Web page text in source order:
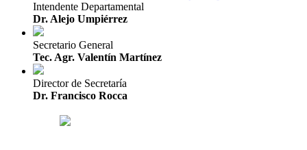
Intendente Departamental
Dr. Alejo Umpiérrez
Secretario General
Tec. Agr. Valentín Martínez
Director de Secretaría
Dr. Francisco Rocca